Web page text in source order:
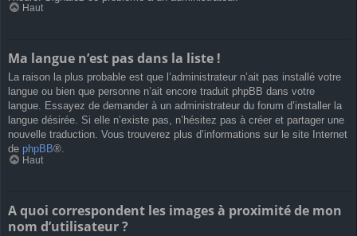
Haut
Ma langue n’est pas dans la liste !
La raison la plus probable est que l’administrateur n’ait pas installé votre
langue ou bien que personne n’ait encore traduit phpBB dans votre
langue. Essayez de demander à un administrateur du forum d’installer la
langue désirée. Si elle n’existe pas, n’hésitez pas à créer et partager une
nouvelle traduction. Vous trouverez plus d’informations sur le site Internet
de phpBB®.
Haut
A quoi correspondent les images à proximité de mon
nom d’utilisateur ?